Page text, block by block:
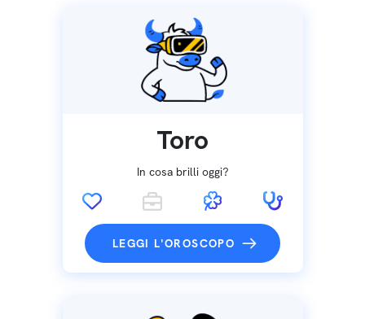
Toro
In cosa brilli oggi?
LEGGI L'OROSCOPO